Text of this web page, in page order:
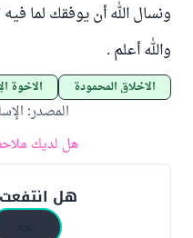
ونسال الله أن يوفقك لما فيه
والله أعلم .
الأخلاق المحمودة الأخوة
المصدر:
هل لديك
هل انتفعت